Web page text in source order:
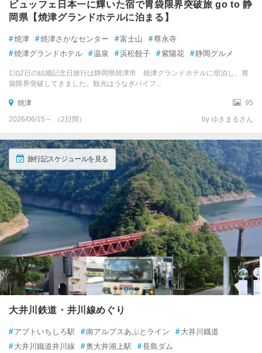
手湯や足湯も 入口が分かりづらい
南伊豆（下田・蓮台寺） 各都市の
堂ヶ島
訪れたトラベラーのクチコミ
無料の駐車場もありました
「青の洞窟」を見たくて一
泊しました。
自然の偉大さ
堂ケ島天窓洞
訪れたトラベラーのクチコミ
遊覧船で内部の見学もでき
る
遊歩道があり上からも見る
ことができます。
堂ヶ島の青の洞窟
西伊豆（土肥・堂ヶ島） 各都市の観光ランキングを見る
函南
熱海
伊豆多賀・網代温泉
伊東温泉
宇佐美
富戸・一碧湖・城ヶ崎
伊豆高原
熱川温泉・北川温泉
片瀬温泉・白田温泉
稲取温泉
戸田
ビュッフェ日本一に輝いた宿で胃袋限界突破旅 go to 静
岡県【焼津グランドホテルに泊まる】
#焼津 #焼津さかなセンター #富士山 #尊永寺
#焼津グランドホテル #温泉 #浜松餃子 #紫陽花 #静岡グルメ
1泊2日の結婚記念日旅行は静岡県焼津市 焼津グランドホテルに宿泊し、胃
袋限界突破してきました。観光はうなぎパイフ...
焼津
95
2026/06/15～ （2日間）
by ゆきまるさん
旅行記スケジュールを見る
大井川鉄道・井川線めぐり
# アプトいちしろ駅 #南アルプスあぷとライン # 大井川鐡道
# 大井川鐵道井川線 #奥大井湖上駅 #長島ダム